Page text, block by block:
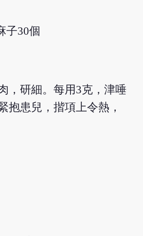
子30個
，研細。每用3克，津唾
抱患兒，揩項上令熱，